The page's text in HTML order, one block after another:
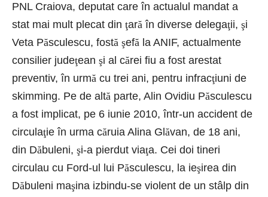
PNL Craiova, deputat care în actualul mandat a
stat mai mult plecat din ţară în diverse delegaţii, şi
Veta Păsculescu, fostă şefă la ANIF, actualmente
consilier judeţean şi al cărei fiu a fost arestat
preventiv, în urmă cu trei ani, pentru infracţiuni de
skimming. Pe de altă parte, Alin Ovidiu Păsculescu
a fost implicat, pe 6 iunie 2010, într-un accident de
circulaţie în urma căruia Alina Gl ăvan, de 18 ani,
din Dăbuleni, şi-a pierdut viaţa. Cei doi tineri
circulau cu Ford-ul lui Păsculescu, la ieşirea din
Dăbuleni maşina izbindu-se violent de un stâlp din